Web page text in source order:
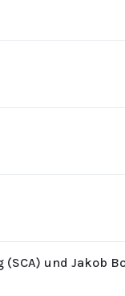
und Jakob